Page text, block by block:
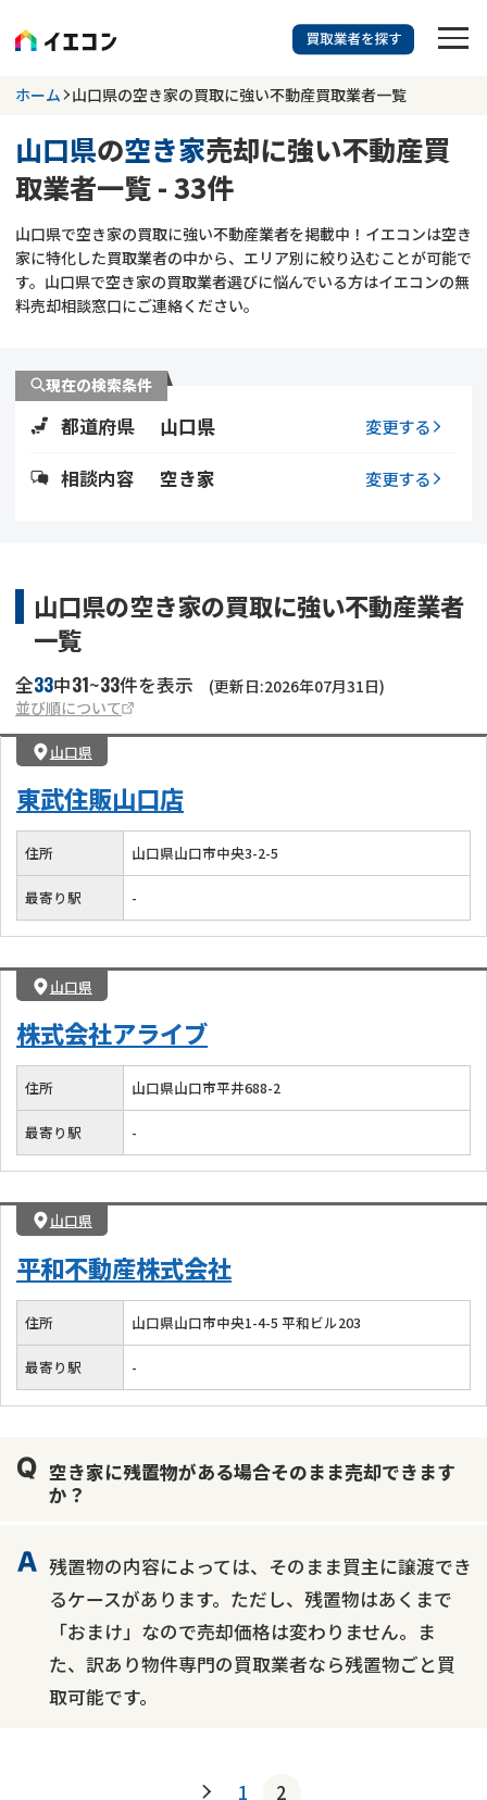
訳あり物件に強い業者を探す
山口県 空き家
703
更新日 :2026年07月31日
業者を探す
空き家
再建築不可
ゴミ屋敷
リースバック
不動産コラム
不動産売却
訳あり不動産
土地売却
借地 不動産リースバック
任意売却
アンケート調査
ホーム 山口県の空き家の買取に強い不動産買取業者一覧
山口県の空き家売却に強い不動産買
取業者一覧 - 33件
山口県で空き家の買取に強い不動産業者を掲載中！イエコンは空き
家に特化した買取業者の中から、エリア別に絞り込むことが可能で
す。山口県で空き家の買取業者選びに悩んでいる方はイエコンの無
料売却相談窓口にご連絡ください。
現在の検索条件
都道府県 山口県 変更する
相談内容 空き家 変更する
山口県の空き家の買取に強い不動産業者
一覧
全33中31~33件を表示
(更新日:2026年07月31日)
並び順について
山口県
東武住販山口店
住所 山口県山口市中央3-2-5
最寄り駅 -
山口県
株式会社アライブ
住所 山口県山口市平井688-2
最寄り駅 -
山口県
平和不動産株式会社
住所 山口県山口市中央1-4-5 平和ビル203
最寄り駅 -
空き家に残置物がある場合そのまま売却できます
か？
残置物の内容によっては、そのまま買主に譲渡でき
るケースがあります。ただし、残置物はあくまで
「おまけ」なので売却価格は変わりません。ま
た、訳あり物件専門の買取業者なら残置物ごと買
取可能です。
1 2